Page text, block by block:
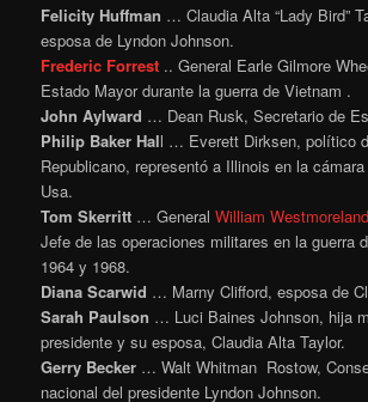
Felicity Huffman … Claudia Alta “Lady Bird”
esposa de Lyndon Johnson.
Frederic Forrest .. General Earle Gilmore
Estado Mayor durante la guerra de Vietnam .
John Aylward … Dean Rusk, Secretario de
Philip Baker Hall … Everett Dirksen, político
Republicano, representó a Illinois en la
Usa.
Tom Skerritt … GeneralWilliam Westmoreland
Jefe de las operaciones militares en la guerra
1964 y 1968.
Diana Scarwid … Marny Clifford, esposa de
Sarah Paulson … Luci Baines Johnson, hija
presidente y su esposa, Claudia Alta Taylor.
Gerry Becker … Walt Whitman Rostow,
nacional del presidente Lyndon Johnson.